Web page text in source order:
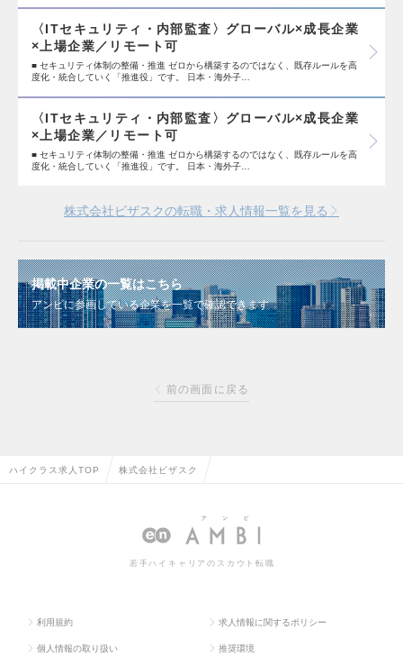
〈ITセキュリティ・内部監査〉グローバル×成長企業
×上場企業／リモート可
■ セキュリティ体制の整備・推進 ゼロから構築するのではなく、既存ルールを高
度化・統合していく「推進役」です。 日本・海外子…
〈ITセキュリティ・内部監査〉グローバル×成長企業
×上場企業／リモート可
■ セキュリティ体制の整備・推進 ゼロから構築するのではなく、既存ルールを高
度化・統合していく「推進役」です。 日本・海外子…
株式会社ビザスクの転職・求人情報一覧を見る
掲載中企業の一覧はこちら
アンビに参画している企業を一覧で確認できます
前の画面に戻る
ハイクラス求人TOP 株式会社ビザスク
若手ハイキャリアのスカウト転職
利用規約 求人情報に関するポリシー
個人情報の取り扱い 推奨環境